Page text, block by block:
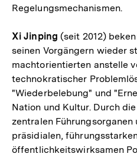
Regelungsmechanismen.
Xi Jinping (seit 2012)
seinen Vorgängern wieder
machtorientierten anstelle
technokratischer
"Wiederbelebung" und
Nation und Kultur. Durch
zentralen Führungsorganen
präsidialen,
öffentlichkeitswirksamen